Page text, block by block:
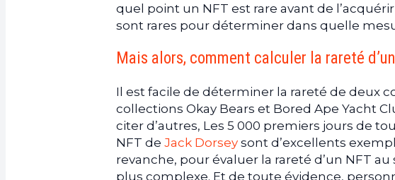
quel point un NFT est rare avant de
sont rares pour déterminer dans quelle
Mais alors, comment calculer la rareté
Il est facile de déterminer la rareté de deux
collections Okay Bears et Bored Ape Yacht
citer d’autres, Les 5 000 premiers jours de
NFT de Jack Dorsey sont d’excellents
revanche, pour évaluer la rareté d’un NFT
plus complexe. Et de toute évidence,